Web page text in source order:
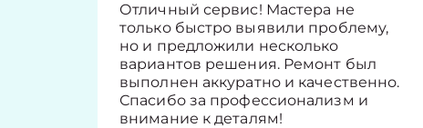
Отличный сервис! Мастера не
только быстро выявили проблему,
но и предложили несколько
вариантов решения. Ремонт был
выполнен аккуратно и качественно.
Спасибо за профессионализм и
внимание к деталям!